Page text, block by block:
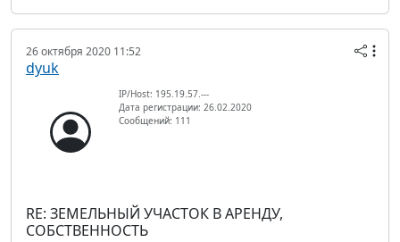
26 октября 2020 11:52
dyuk
IP/Host: 195.19.57.---
Дата регистрации: 26.02.2020
Сообщений: 111
RE: ЗЕМЕЛЬНЫЙ УЧАСТОК В АРЕНДУ,
СОБСТВЕННОСТЬ